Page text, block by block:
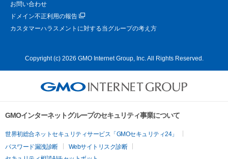
お問い合わせ
ドメイン不正利用の報告
カスタマーハラスメントに対する当グループの考え方
Copyright (c) 2026 GMO Internet Group, Inc. All Rights Reserved.
GMOインターネットグループのセキュリティ事業について
世界初総合ネットセキュリティサービス「GMOセキュリティ24」
パスワード漏洩診断
Webサイトリスク診断